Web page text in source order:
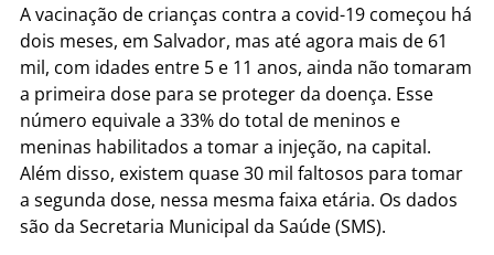
A vacinação de crianças contra a covid-19 começou há
dois meses, em Salvador, mas até agora mais de 61
mil, com idades entre 5 e 11 anos, ainda não tomaram
a primeira dose para se proteger da doença. Esse
número equivale a 33% do total de meninos e
meninas habilitados a tomar a injeção, na capital.
Além disso, existem quase 30 mil faltosos para tomar
a segunda dose, nessa mesma faixa etária. Os dados
são da Secretaria Municipal da Saúde (SMS).